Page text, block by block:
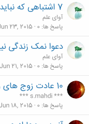
7 اشتباهی که نباید بعد از جدایی انجام دهید
آوای علم
پاسخ ها 0
23, 2015
دعوا نمک زندگی
آوای علم
پاسخ ها 0
Jun 21, 2015
10 عادت زوج های واقعا خوشبخت
*** s.mahdi ***
پاسخ ها 0
18, 2015